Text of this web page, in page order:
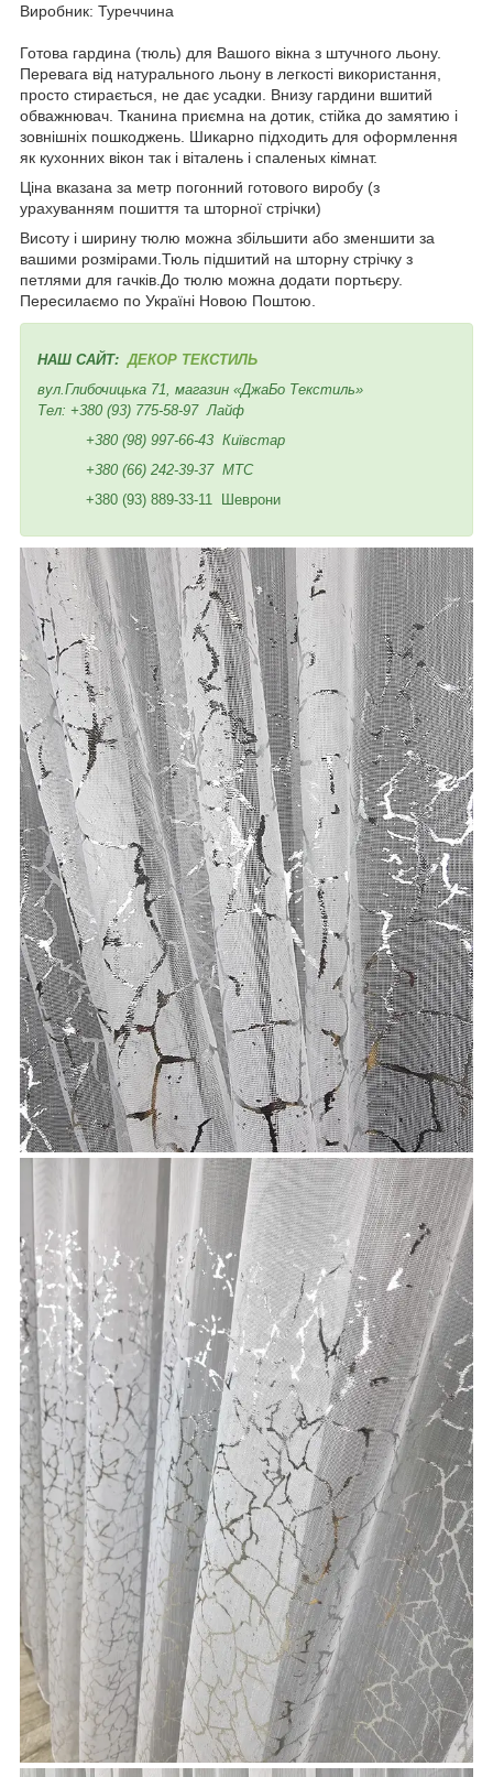
Виробник: Туреччина
Готова гардина (тюль) для Вашого вікна з штучного льону.
Перевага від натурального льону в легкості використання,
просто стирається, не дає усадки. Внизу гардини вшитий
обважнювач. Тканина приємна на дотик, стійка до замятию і
зовнішніх пошкоджень. Шикарно підходить для оформлення
як кухонних вікон так і віталень і спаленых кімнат.
Ціна вказана за метр погонний готового виробу (з
урахуванням пошиття та шторної стрічки)
Висоту і ширину тюлю можна збільшити або зменшити за
вашими розмірами.Тюль підшитий на шторну стрічку з
петлями для гачків.До тюлю можна додати портьєру.
Пересилаємо по Україні Новою Поштою.
НАШ САЙТ: ДЕКОР ТЕКСТИЛЬ
вул.Глибочицька 71, магазин «ДжаБо Текстиль»
Тел: +380 (93) 775-58-97 Лайф
+380 (98) 997-66-43 Київстар
+380 (66) 242-39-37 МТС
+380 (93) 889-33-11 Шеврони